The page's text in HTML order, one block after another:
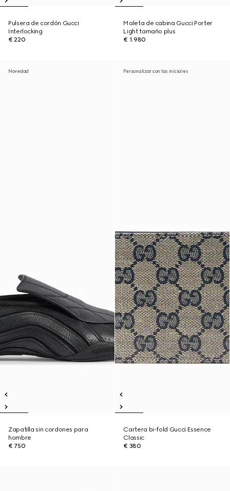
Pulsera de cordón Gucci
Interlocking
€ 220
Maleta de cabina Gucci Porter
Light tamaño plus
€ 1.980
Novedad
Zapatilla sin cordones para
hombre
€ 750
Personalizar con las iniciales
Cartera bi-fold Gucci Essence
Classic
€ 380